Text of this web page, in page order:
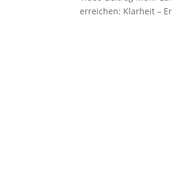
erreichen: Klarheit –